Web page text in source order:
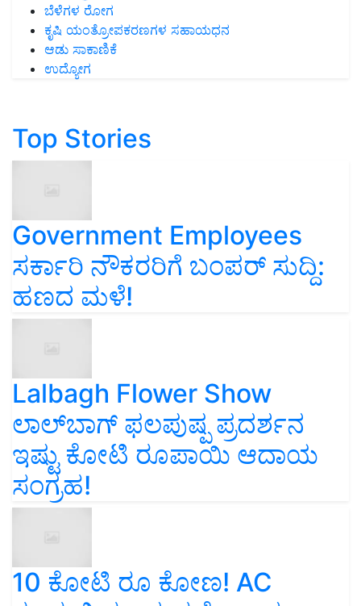
ಬೆಳೆಗಳ ರೋಗ
ಕೃಷಿ ಯಂತ್ರೋಪಕರಣಗಳ ಸಹಾಯಧನ
ಆಡು ಸಾಕಾಣಿಕೆ
ಉದ್ಯೋಗ
Top Stories
Government Employees
ಸರ್ಕಾರಿ ನೌಕರರಿಗೆ ಬಂಪರ್‌ ಸುದ್ದಿ:
ಹಣದ ಮಳೆ!
Lalbagh Flower Show
ಲಾಲ್‌ಬಾಗ್ ಫಲಪುಷ್ಪ ಪ್ರದರ್ಶನ
ಇಷ್ಟು ಕೋಟಿ ರೂಪಾಯಿ ಆದಾಯ
ಸಂಗ್ರಹ!
10 ಕೋಟಿ ರೂ ಕೋಣ! AC